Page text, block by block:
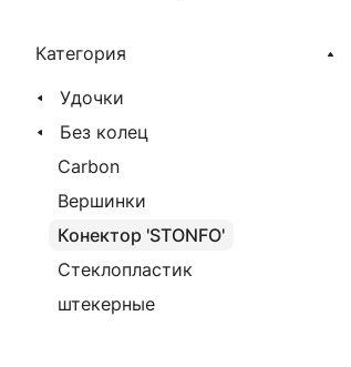
Категория
Удочки
Без колец
Carbon
Вершинки
Конектор 'STONFO'
Стеклопластик
штекерные